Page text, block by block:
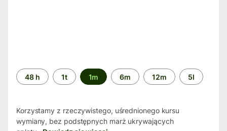
Przedział
czasu
48 h 1t 1m 6m 12m 5l
Korzystamy z rzeczywistego, uśrednionego kursu
wymiany, bez podstępnych marż ukrywających